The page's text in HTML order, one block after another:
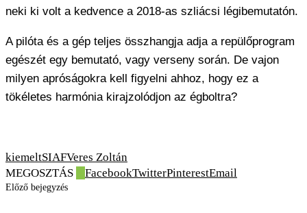
neki ki volt a kedvence a 2018-as szliácsi légibemutatón.
A pilóta és a gép teljes összhangja adja a repülőprogram
egészét egy bemutató, vagy verseny során. De vajon
milyen apróságokra kell figyelni ahhoz, hogy ez a
tökéletes harmónia kirajzolódjon az égboltra?
kiemeltSIAFVeres Zoltán
MEGOSZTÁS
FacebookTwitterPinterestEmail
Előző bejegyzés